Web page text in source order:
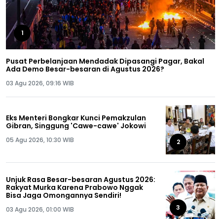
1
Pusat Perbelanjaan Mendadak Dipasangi Pagar, Bakal
Ada Demo Besar-besaran di Agustus 2026?
03 Agu 2026, 09:16 WIB
Eks Menteri Bongkar Kunci Pemakzulan
Gibran, Singgung 'Cawe-cawe' Jokowi
05 Agu 2026, 10:30 WIB 2
Unjuk Rasa Besar-besaran Agustus 2026:
Rakyat Murka Karena Prabowo Nggak
Bisa Jaga Omongannya Sendiri!
03 Agu 2026, 01:00 WIB 3